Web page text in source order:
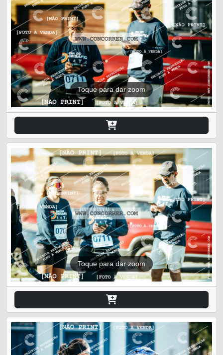
Toque para dar zoom
Toque para dar zoom